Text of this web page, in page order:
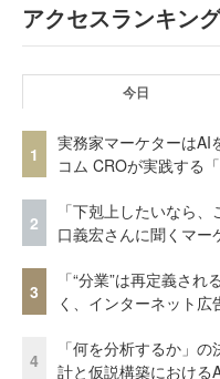
アクセスランキング
今日
1
実務家マーケターはAI
コム CROが実践する
2
「下剋上したいなら
口義宏さんに聞くマー
3
「“分業”は再定義さ
く、インターネット広
4
「何を分析するか」
計と仮説構築における